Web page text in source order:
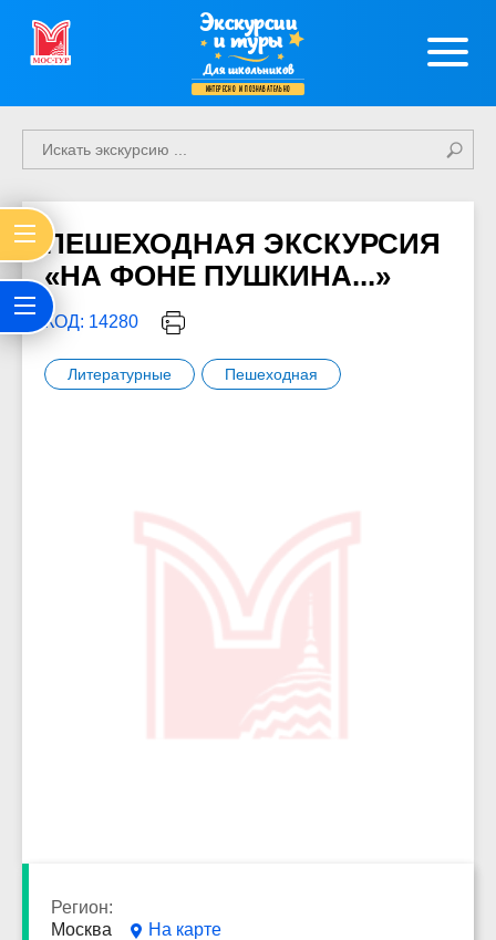
Экскурсии
и туры
Для школьников
интересно и познавательно
ПЕШЕХОДНАЯ ЭКСКУРСИЯ
«НА ФОНЕ ПУШКИНА...»
КОД: 14280
Литературные Пешеходная
Регион:
Москва
На карте